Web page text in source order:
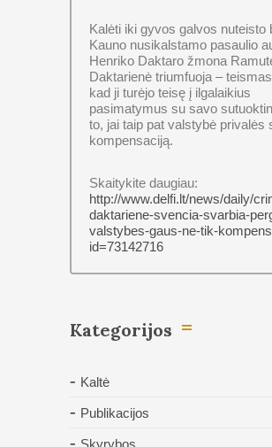
Kalėti iki gyvos galvos nuteisto
Kauno nusikalstamo pasaulio
Henriko Daktaro žmona
Daktarienė triumfuoja –
kad ji turėjo teisę į ilgalaikius
pasimatymus su savo
to, jai taip pat valstybė privalės
kompensaciją.
Skaitykite daugiau:
http://www.delfi.lt/news/daily/
daktariene-svencia-svarbia-
valstybes-gaus-ne-tik-
id=73142716
Kategorijos
Kaltė
Publikacijos